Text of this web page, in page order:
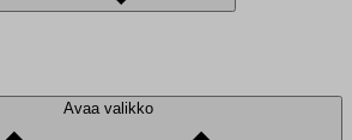
Avaa valikko